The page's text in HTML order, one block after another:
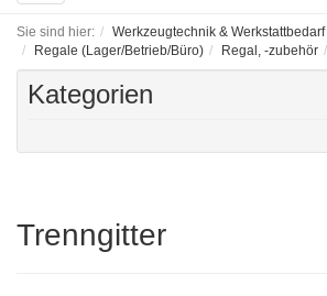
navigation
Sie sind hier: Werkzeugtechnik & Werkstattbedarf
Regale (Lager/Betrieb/Büro)
Regal, -zubehör
Kategorien
Trenngitter